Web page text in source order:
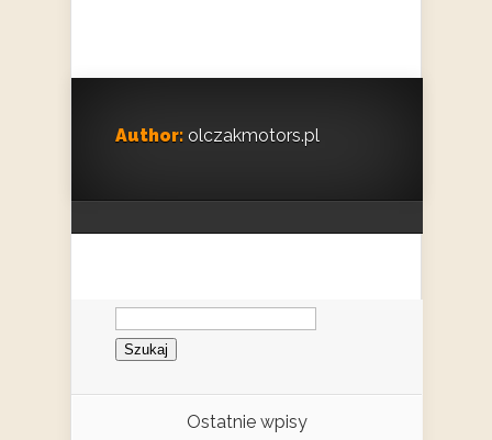
Author: olczakmotors.pl
Szukaj:
Ostatnie wpisy